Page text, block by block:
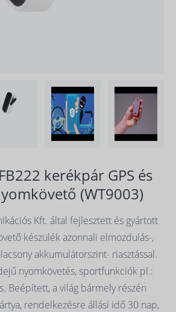
kerékpár GPS és
(WT9003)
Kft. által fejlesztett és gyártott
készülék azonnali elmozdulás-,
akkumulátorszint- riasztással.
nyomkövetés, sportfunkciók pl.:
Beépített, a világ bármely részén
rendelkezésre állási idő 30 nap,